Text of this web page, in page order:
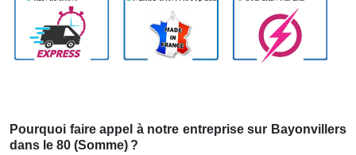
Pourquoi faire appel à notre entreprise sur Bayonvillers
dans le 80 (Somme) ?